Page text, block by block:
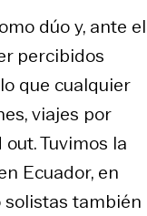
dúo y, ante el
percibidos
que cualquier
viajes por
out. Tuvimos la
Ecuador, en
solistas también